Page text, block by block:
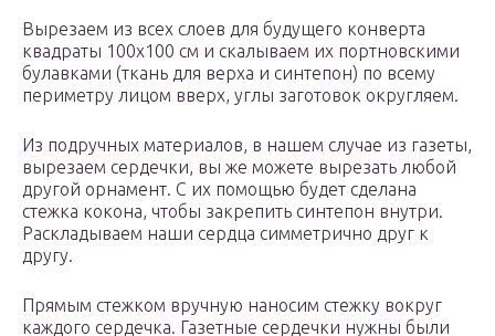
Вырезаем из всех слоев для будущего конверта
квадраты 100х100 см и скалываем их портновскими
булавками (ткань для верха и синтепон) по всему
периметру лицом вверх, углы заготовок округляем.
Из подручных материалов, в нашем случае из газеты,
вырезаем сердечки, вы же можете вырезать любой
другой орнамент. С их помощью будет сделана
стежка кокона, чтобы закрепить синтепон внутри.
Раскладываем наши сердца симметрично друг к
другу.
Прямым стежком вручную наносим стежку вокруг
каждого сердечка. Газетные сердечки нужны были